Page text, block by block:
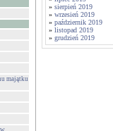
majątku
» sierpień 2019
» wrzesień 2019
» październik 2019
» listopad 2019
» grudzień 2019